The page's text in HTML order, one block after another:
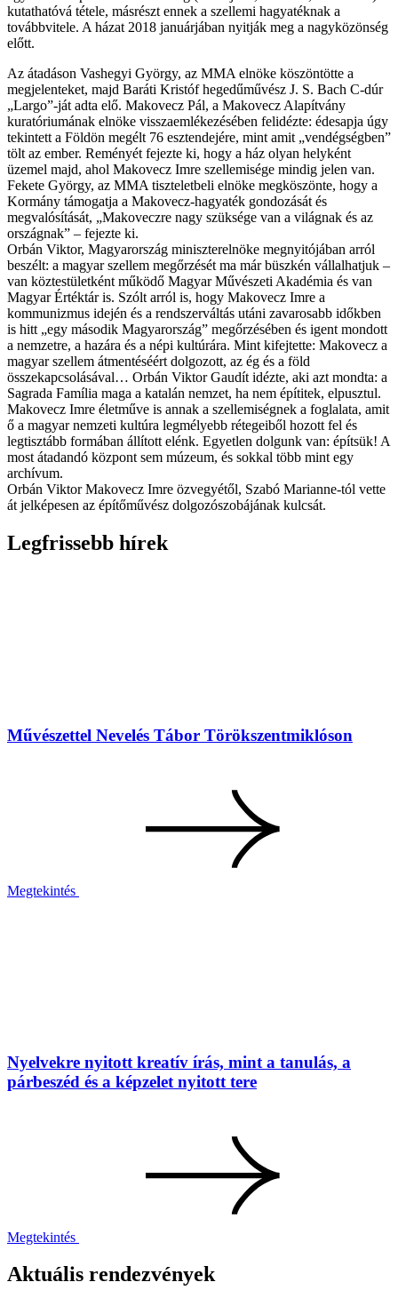
kutathatóvá tétele, másrészt ennek a szellemi hagyatéknak a
továbbvitele. A házat 2018 januárjában nyitják meg a nagyközönség
előtt.
Az átadáson Vashegyi György, az MMA elnöke köszöntötte a
megjelenteket, majd Baráti Kristóf hegedűművész J. S. Bach C-dúr
„Largo”-ját adta elő. Makovecz Pál, a Makovecz Alapítvány
kuratóriumának elnöke visszaemlékezésében felidézte: édesapja úgy
tekintett a Földön megélt 76 esztendejére, mint amit „vendégségben”
tölt az ember. Reményét fejezte ki, hogy a ház olyan helyként
üzemel majd, ahol Makovecz Imre szellemisége mindig jelen van.
Fekete György, az MMA tiszteletbeli elnöke megköszönte, hogy a
Kormány támogatja a Makovecz-hagyaték gondozását és
megvalósítását, „Makoveczre nagy szüksége van a világnak és az
országnak” – fejezte ki.
Orbán Viktor, Magyarország miniszterelnöke megnyitójában arról
beszélt: a magyar szellem megőrzését ma már büszkén vállalhatjuk –
van köztestületként működő Magyar Művészeti Akadémia és van
Magyar Értéktár is. Szólt arról is, hogy Makovecz Imre a
kommunizmus idején és a rendszerváltás utáni zavarosabb időkben
is hitt „egy második Magyarország” megőrzésében és igent mondott
a nemzetre, a hazára és a népi kultúrára. Mint kifejtette: Makovecz a
magyar szellem átmentéséért dolgozott, az ég és a föld
összekapcsolásával… Orbán Viktor Gaudít idézte, aki azt mondta: a
Sagrada Família maga a katalán nemzet, ha nem építitek, elpusztul.
Makovecz Imre életműve is annak a szellemiségnek a foglalata, amit
ő a magyar nemzeti kultúra legmélyebb rétegeiből hozott fel és
legtisztább formában állított elénk. Egyetlen dolgunk van: építsük! A
most átadandó központ sem múzeum, és sokkal több mint egy
archívum.
Orbán Viktor Makovecz Imre özvegyétől, Szabó Marianne-tól vette
át jelképesen az építőművész dolgozószobájának kulcsát.
Legfrissebb hírek
Művészettel Nevelés Tábor Törökszentmiklóson
Megtekintés
Nyelvekre nyitott kreatív írás, mint a tanulás, a
párbeszéd és a képzelet nyitott tere
Megtekintés
Aktuális rendezvények